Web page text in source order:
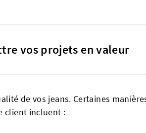
vos projets en valeur
de vos jeans. Certaines
client incluent :